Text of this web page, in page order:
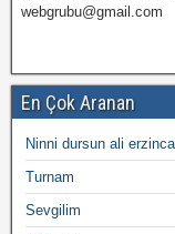
webgrubu@gmail.com
En Çok Aranan
Ninni dursun ali
Turnam
Sevgilim